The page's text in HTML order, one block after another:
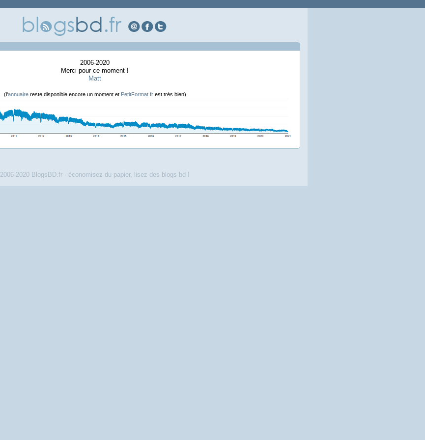
2006-2020
Merci pour ce moment !
Matt
(l'annuairereste disponible encore un moment et PetitFormat.frest très bien)
2006-2020 BlogsBD.fr - économisez du papier, lisez des blogs bd !